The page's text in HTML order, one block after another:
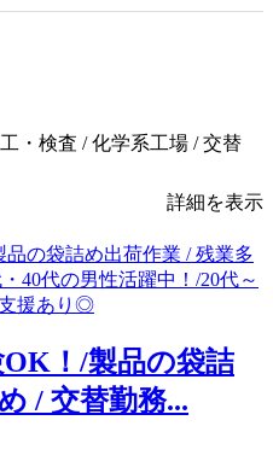
・検査 / 化学系工場 / 交替
詳細を表示
OK！/製品の袋詰
/ 交替勤務...